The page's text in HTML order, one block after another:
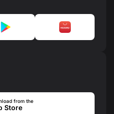
from the
Store